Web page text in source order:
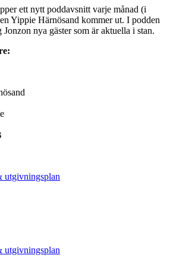
ett nytt poddavsnitt varje månad (i
Yippie Härnösand kommer ut. I podden
nya gäster som är aktuella i stan.
utgivningsplan
utgivningsplan